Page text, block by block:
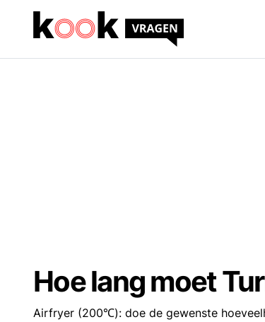
Hoe lang moet
Airfryer (200℃): doe de gewenste